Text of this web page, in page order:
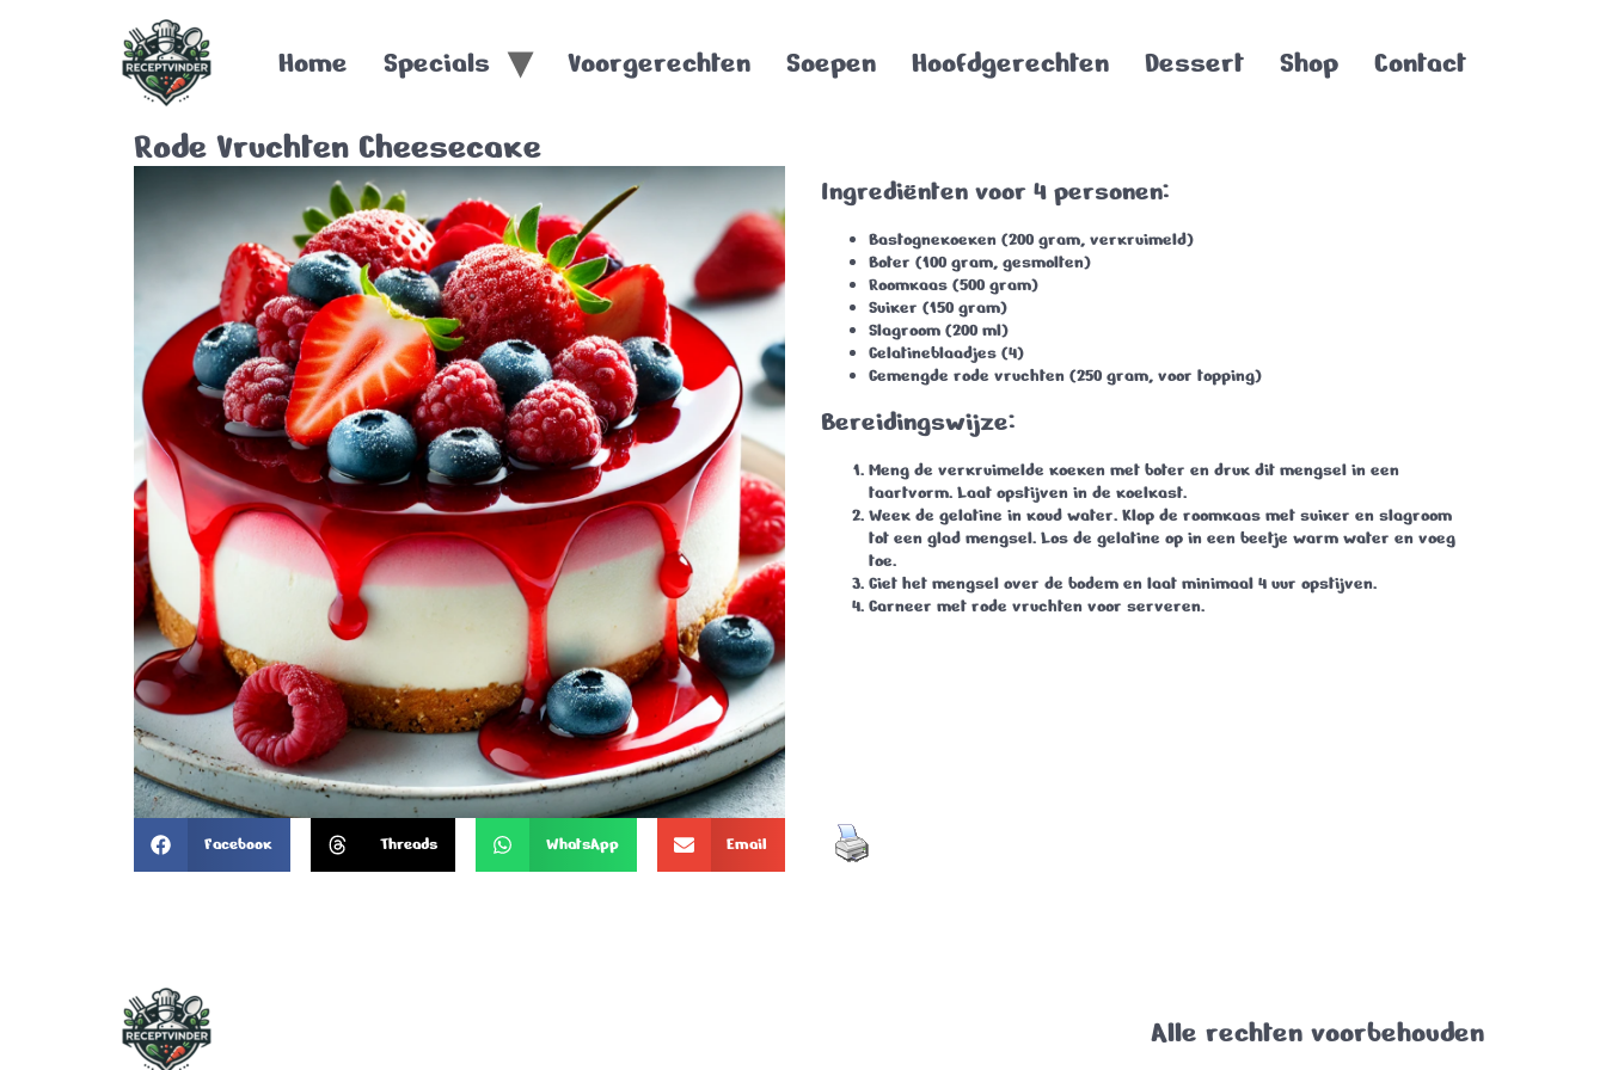
Home Specials Voorgerechten Soepen Hoofdgerechten Dessert Shop Contact
Rode Vruchten Cheesecake
Ingrediënten voor 4 personen:
Bastognekoeken (200 gram, verkruimeld)
Boter (100 gram, gesmolten)
Roomkaas (500 gram)
Suiker (150 gram)
Slagroom (200 ml)
Gelatineblaadjes (4)
Gemengde rode vruchten (250 gram, voor topping)
Bereidingswijze:
Meng de verkruimelde koeken met boter en druk dit mengsel in een
taartvorm. Laat opstijven in de koelkast.
Week de gelatine in koud water. Klop de roomkaas met suiker en slagroom
tot een glad mengsel. Los de gelatine op in een beetje warm water en voeg
toe.
Giet het mengsel over de bodem en laat minimaal 4 uur opstijven.
Garneer met rode vruchten voor serveren.
Facebook Threads WhatsApp Email
Alle rechten voorbehouden